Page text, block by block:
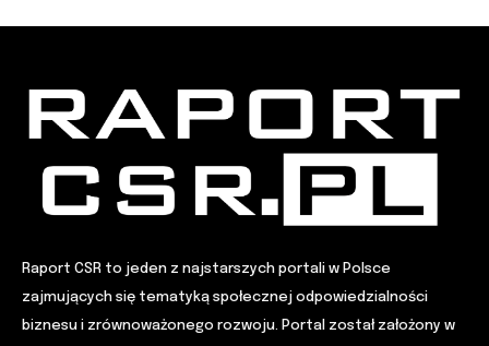
Raport CSR to jeden z najstarszych portali w Polsce
zajmujących się tematyką społecznej odpowiedzialności
biznesu i zrównoważonego rozwoju. Portal został założony w